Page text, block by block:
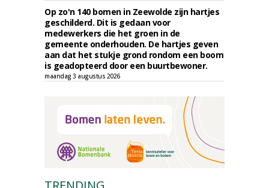
Op zo'n 140 bomen in Zeewolde zijn hartjes
geschilderd. Dit is gedaan voor
medewerkers die het groen in de
gemeente onderhouden. De hartjes geven
aan dat het stukje grond rondom een boom
is geadopteerd door een buurtbewoner.
maandag 3 augustus 2026